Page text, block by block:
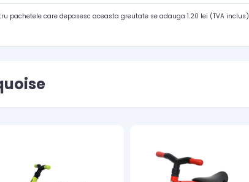
pachetele care depasesc aceasta greutate se adauga 1.20 lei (TVA inclus)